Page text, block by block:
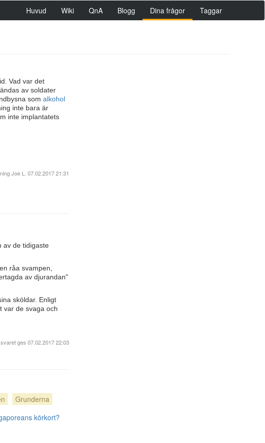
Huvud Wiki QnA Blogg Dina frågor Taggar
Vad var det
av soldater
som alkohol
inte bara är
inte implantatets
Joe L. 07.02.2017 21:31
av de tidigaste
råa svampen,
av djurandan"
sköldar. Enligt
var de svaga och
svaret ges 07.02.2017 22:03
Grunderna
körkort?